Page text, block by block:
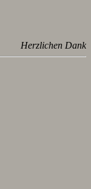
Herzlichen Dank